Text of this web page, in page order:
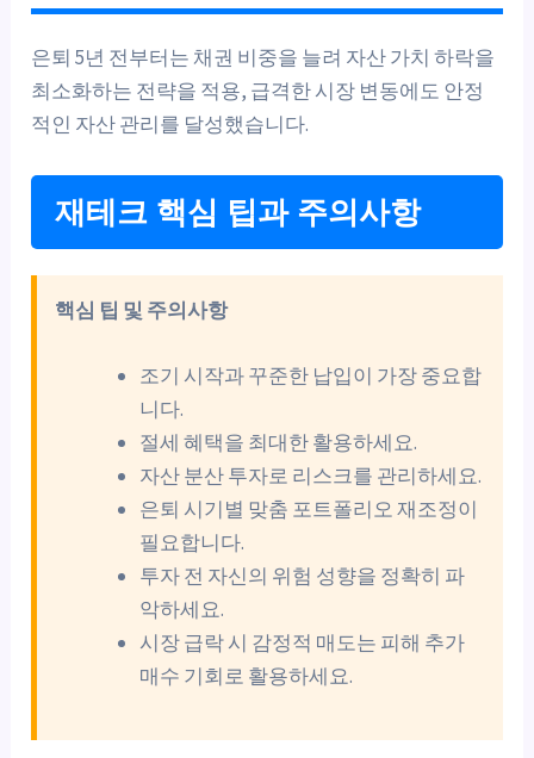
은퇴 5년 전부터는 채권 비중을 늘려 자산 가치 하락을
최소화하는 전략을 적용, 급격한 시장 변동에도 안정
적인 자산 관리를 달성했습니다.
재테크 핵심 팁과 주의사항
핵심 팁 및 주의사항
조기 시작과 꾸준한 납입이 가장 중요합
니다.
절세 혜택을 최대한 활용하세요.
자산 분산 투자로 리스크를 관리하세요.
은퇴 시기별 맞춤 포트폴리오 재조정이
필요합니다.
투자 전 자신의 위험 성향을 정확히 파
악하세요.
시장 급락 시 감정적 매도는 피해 추가
매수 기회로 활용하세요.